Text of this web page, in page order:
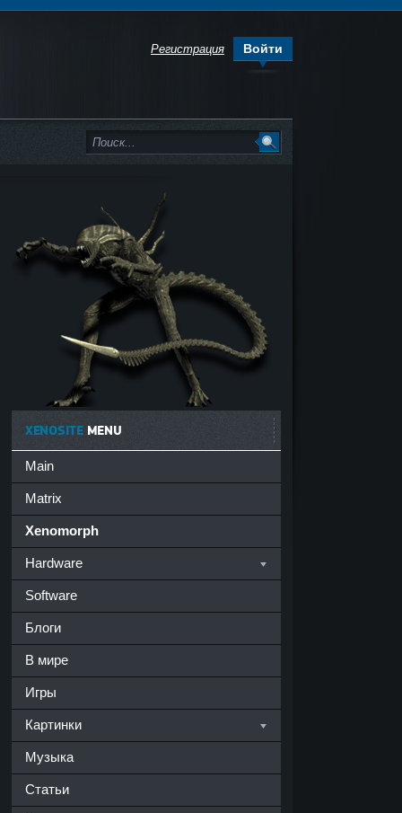
Регистрация Войти
XENOSITEMENU
Main
Matrix
Xenomorph
Hardware
Software
Блоги
В мире
Игры
Картинки
Музыка
Статьи